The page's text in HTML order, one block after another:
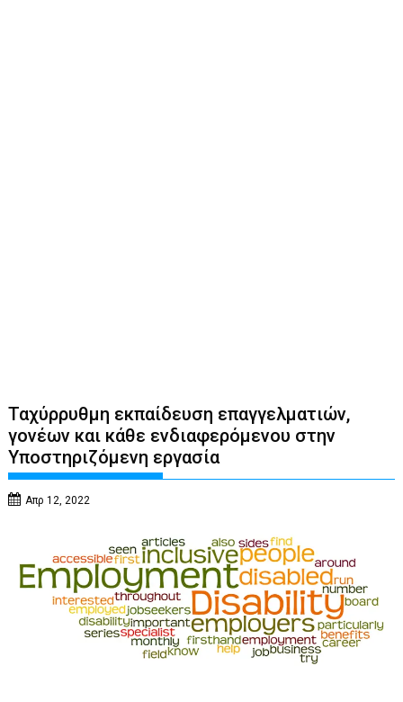
Ταχύρρυθμη εκπαίδευση επαγγελματιών,
γονέων και κάθε ενδιαφερόμενου στην
Υποστηριζόμενη εργασία
Απρ 12, 2022